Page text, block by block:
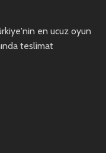
en ucuz oyun
teslimat